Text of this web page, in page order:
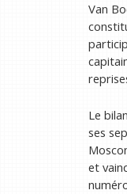
Van
Le
ses
et